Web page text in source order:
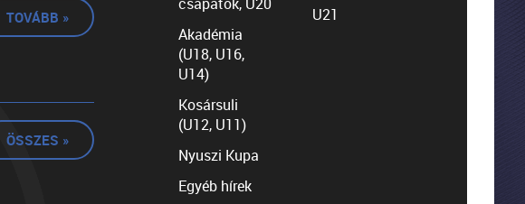
TOVÁBB »
ÖSSZES »
Akadémia
(U18, U16,
U14)
Kosársuli
(U12, U11)
Nyuszi Kupa
Egyéb hírek
U21